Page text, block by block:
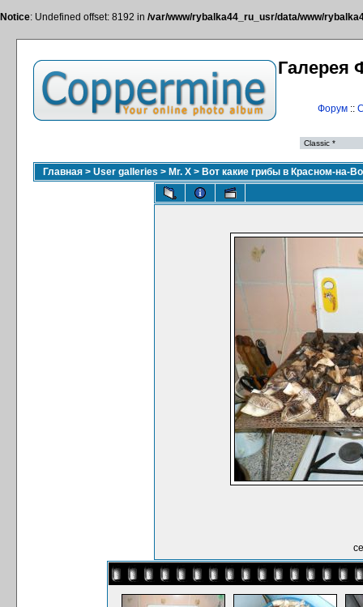
Notice: Undefined offset: 8192 in /var/www/rybalka44_ru_usr/data/www/
Галерея
Форум::
Главная > User galleries > Mr. X > Вот какие грибы в Красном-на-